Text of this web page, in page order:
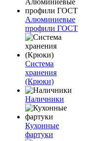
Алюминиевые
профили ГОСТ
Система
хранения
(Крюки)
Наличники
Кухонные
фартуки